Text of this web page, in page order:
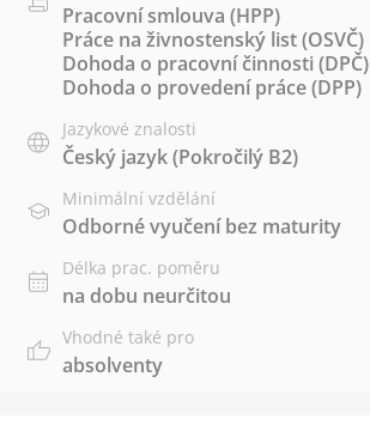
Pracovní smlouva (HPP)
Práce na živnostenský list (OSVČ)
Dohoda o pracovní činnosti (DPČ)
Dohoda o provedení práce (DPP)
Jazykové znalosti
Český jazyk(Pokročilý B2)
Minimální vzdělání
Odborné vyučení bez maturity
Délka prac. poměru
na dobu neurčitou
Vhodné také pro
absolventy